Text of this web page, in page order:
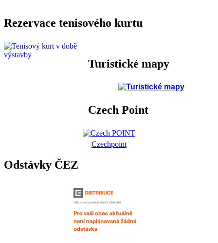
Rezervace tenisového kurtu
Turistické mapy
Czech Point
Czechpoint
Odstávky ČEZ